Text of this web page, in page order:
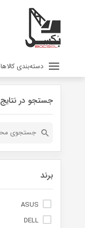
دسته‌بندی کالاها
جستجو در نتایج
جستجو
برند
ASUS
DELL